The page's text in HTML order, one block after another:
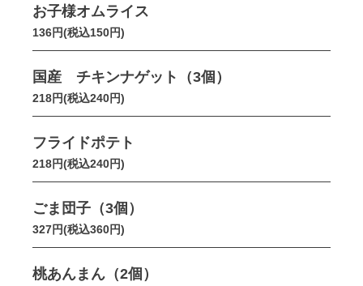
お子様オムライス
136円(税込150円)
国産 チキンナゲット（3個）
218円(税込240円)
フライドポテト
218円(税込240円)
ごま団子（3個）
327円(税込360円)
桃あんまん（2個）